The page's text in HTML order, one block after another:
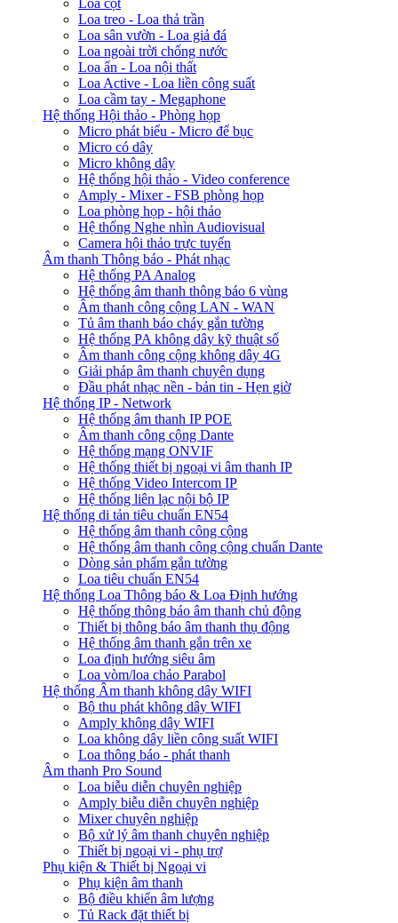
Loa cột
Loa treo - Loa thả trần
Loa sân vườn - Loa giả đá
Loa ngoài trời chống nước
Loa ẩn - Loa nội thất
Loa Active - Loa liền công suất
Loa cầm tay - Megaphone
Hệ thống Hội thảo - Phòng họp
Micro phát biểu - Micro để bục
Micro có dây
Micro không dây
Hệ thống hội thảo - Video conference
Amply - Mixer - FSB phòng họp
Loa phòng họp - hội thảo
Hệ thống Nghe nhìn Audiovisual
Camera hội thảo trực tuyến
Âm thanh Thông báo - Phát nhạc
Hệ thống PA Analog
Hệ thống âm thanh thông báo 6 vùng
Âm thanh công cộng LAN - WAN
Tủ âm thanh báo cháy gắn tường
Hệ thống PA không dây kỹ thuật số
Âm thanh công cộng không dây 4G
Giải pháp âm thanh chuyên dụng
Đầu phát nhạc nền - bản tin - Hẹn giờ
Hệ thống IP - Network
Hệ thống âm thanh IP POE
Âm thanh công cộng Dante
Hệ thống mạng ONVIF
Hệ thống thiết bị ngoại vi âm thanh IP
Hệ thống Video Intercom IP
Hệ thống liên lạc nội bộ IP
Hệ thống di tản tiêu chuẩn EN54
Hệ thống âm thanh công cộng
Hệ thống âm thanh công cộng chuẩn Dante
Dòng sản phẩm gắn tường
Loa tiêu chuẩn EN54
Hệ thống Loa Thông báo & Loa Định hướng
Hệ thống thông báo âm thanh chủ động
Thiết bị thông báo âm thanh thụ động
Hệ thống âm thanh gắn trên xe
Loa định hướng siêu âm
Loa vòm/loa chảo Parabol
Hệ thống Âm thanh không dây WIFI
Bộ thu phát không dây WIFI
Amply không dây WIFI
Loa không dây liền công suất WIFI
Loa thông báo - phát thanh
Âm thanh Pro Sound
Loa biễu diễn chuyên nghiệp
Amply biễu diễn chuyên nghiệp
Mixer chuyên nghiệp
Bộ xử lý âm thanh chuyên nghiệp
Thiết bị ngoại vi - phụ trợ
Phụ kiện & Thiết bị Ngoại vi
Phụ kiện âm thanh
Bộ điều khiển âm lượng
Tủ Rack đặt thiết bị